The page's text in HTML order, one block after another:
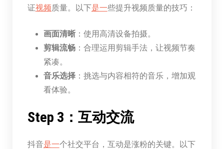
证视频质量。以下是一些提升视频质量的技巧：
画面清晰：使用高清设备拍摄。
剪辑流畅：合理运用剪辑手法，让视频节奏
紧凑。
音乐选择：挑选与内容相符的音乐，增加观
看体验。
Step 3：互动交流
抖音是一个社交平台，互动是涨粉的关键。以下